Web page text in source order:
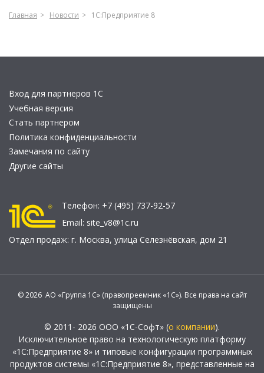
Главная Новости 1С:Предприятие 8
Вход для партнеров 1С
Учебная версия
Стать партнером
Политика конфиденциальности
Замечания по сайту
Другие сайты
Телефон: +7 (495) 737-92-57
Email: site_v8@1c.ru
Отдел продаж: г. Москва, улица Селезнёвская, дом 21
© 2026 АО «Группа 1С» (правопреемник «1С»). Все права на сайт
защищены
© 2011- 2026 ООО «1С-Софт» (о компании).
Исключительное право на технологическую платформу
«1С:Предприятие 8» и типовые конфигурации программных
продуктов системы «1С:Предприятие 8», представленные на